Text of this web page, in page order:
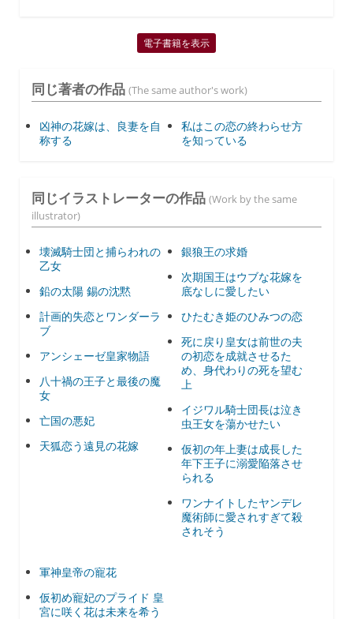
電子書籍を表示
同じ著者の作品 (The same author's work)
凶神の花嫁は、良妻を自
称する
私はこの恋の終わらせ方
を知っている
同じイラストレーターの作品 (Work by the same
illustrator)
壊滅騎士団と捕らわれの
乙女
鉛の太陽 錫の沈黙
計画的失恋とワンダーラ
ブ
アンシェーゼ皇家物語
八十禍の王子と最後の魔
女
亡国の悪妃
天狐恋う遠見の花嫁
銀狼王の求婚
次期国王はウブな花嫁を
底なしに愛したい
ひたむき姫のひみつの恋
死に戻り皇女は前世の夫
の初恋を成就させるた
め、身代わりの死を望む
上
イジワル騎士団長は泣き
虫王女を蕩かせたい
仮初の年上妻は成長した
年下王子に溺愛陥落させ
られる
ワンナイトしたヤンデレ
魔術師に愛されすぎて殺
されそう
軍神皇帝の寵花
仮初め寵妃のプライド 皇
宮に咲く花は未来を希う